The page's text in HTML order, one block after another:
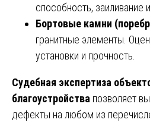
способность, заиливание
Бортовые камни
гранитные элементы.
установки и прочность.
Судебная экспертиза
благоустройства позволяет
дефекты на любом из